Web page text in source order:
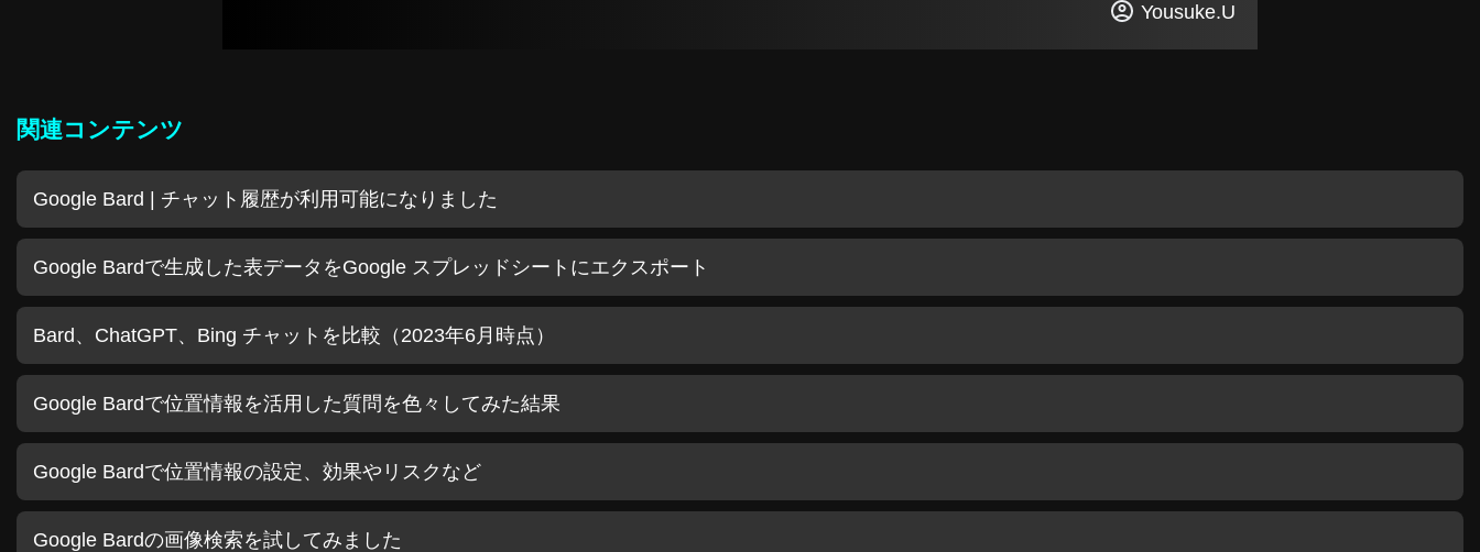
Yousuke.U
関連コンテンツ
Google Bard | チャット履歴が利用可能になりました
Google Bardで生成した表データをGoogle スプレッドシートにエクスポート
Bard、ChatGPT、Bing チャットを比較（2023年6月時点）
Google Bardで位置情報を活用した質問を色々してみた結果
Google Bardで位置情報の設定、効果やリスクなど
Google Bardの画像検索を試してみました